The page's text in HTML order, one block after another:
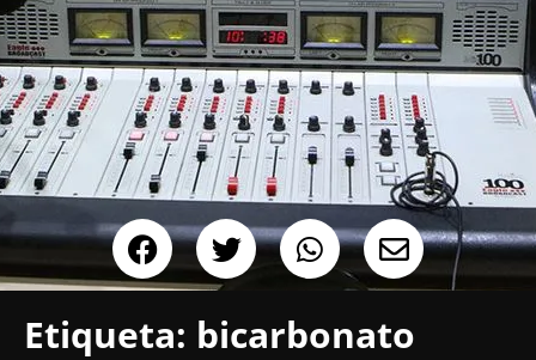
Etiqueta: bicarbonato